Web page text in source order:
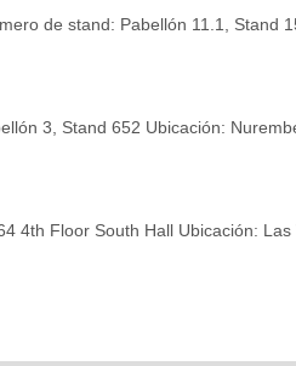
de stand: Pabellón 11.1, Stand
3, Stand 652 Ubicación:
4th Floor South Hall Ubicación: Las